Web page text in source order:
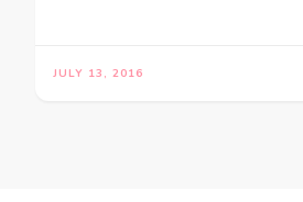
JULY 13, 2016